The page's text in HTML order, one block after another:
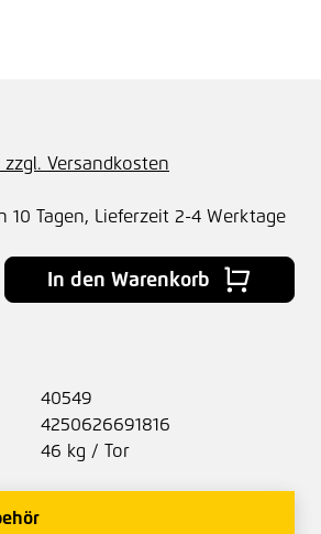
Versandkosten
10 Tagen, Lieferzeit 2-4 Werktage
Gib den gewünschten
In den Warenkorb
40549
4250626691816
46 kg / Tor